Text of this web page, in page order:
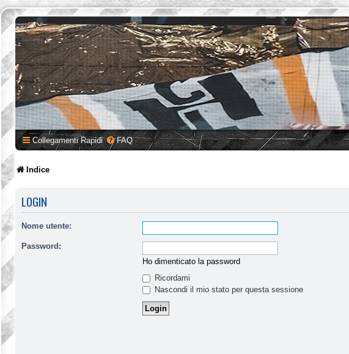
Collegamenti Rapidi FAQ
Indice
LOGIN
Nome utente:
Password:
Ho dimenticato la password
Ricordami
Nascondi il mio stato per questa sessione